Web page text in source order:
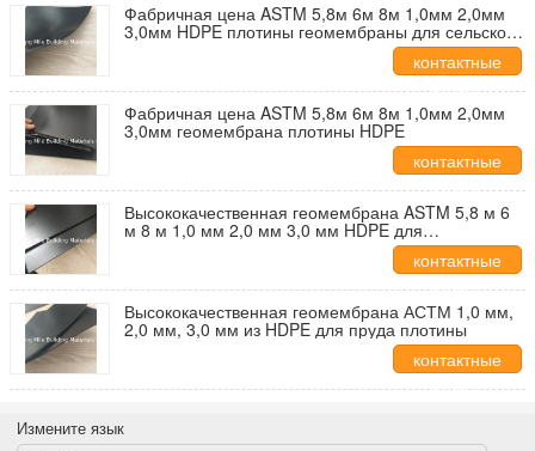
Фабричная цена ASTM 5,8м 6м 8м 1,0мм 2,0мм
3,0мм HDPE плотины геомембраны для сельского
контактные
данные
Фабричная цена ASTM 5,8м 6м 8м 1,0мм 2,0мм
3,0мм геомембрана плотины HDPE
контактные
данные
Высококачественная геомембрана ASTM 5,8 м 6
м 8 м 1,0 мм 2,0 мм 3,0 мм HDPE для
контактные
данные
Высококачественная геомембрана АСТМ 1,0 мм,
2,0 мм, 3,0 мм из HDPE для пруда плотины
контактные
данные
Измените язык